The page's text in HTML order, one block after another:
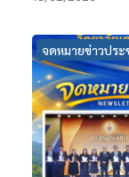
จดหมายข่าวปร